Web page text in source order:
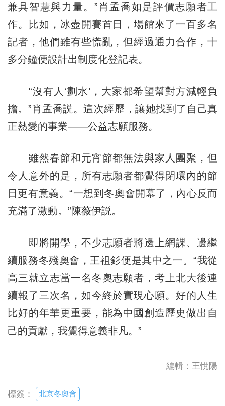
兼具智慧與力量。”肖孟喬如是評價志願者工
作。比如，冰壺開賽首日，場館來了一百多名
記者，他們雖有些慌亂，但經過通力合作，十
多分鐘便設計出制度化登記表。
“沒有人‘劃水’，大家都希望幫對方減輕負
擔。”肖孟喬説。這次經歷，讓她找到了自己真
正熱愛的事業——公益志願服務。
雖然春節和元宵節都無法與家人團聚，但
令人意外的是，所有志願者都覺得閉環內的節
日更有意義。“一想到冬奧會開幕了，內心反而
充滿了激動。”陳薇伊説。
即將開學，不少志願者將邊上網課、邊繼
續服務冬殘奧會，王祖釤便是其中之一。“我從
高三就立志當一名冬奧志願者，考上北大後連
續報了三次名，如今終於實現心願。好的人生
比好的年華更重要，能為中國創造歷史做出自
己的貢獻，我覺得意義非凡。”
編輯：王悅陽
標簽： 北京冬奧會